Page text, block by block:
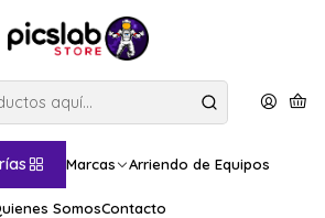
Marcas Arriendo de Equipos
SomosContacto